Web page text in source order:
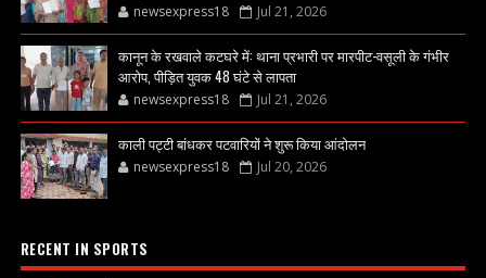
newsexpress18 Jul 21, 2026
कानून के रखवाले कटघरे में: थाना प्रभारी पर मारपीट-वसूली के गंभीर
आरोप, पीड़ित युवक 48 घंटे से लापता
newsexpress18 Jul 21, 2026
काली पट्टी बांधकर पटवारियों ने शुरू किया आंदोलन
newsexpress18 Jul 20, 2026
RECENT IN SPORTS